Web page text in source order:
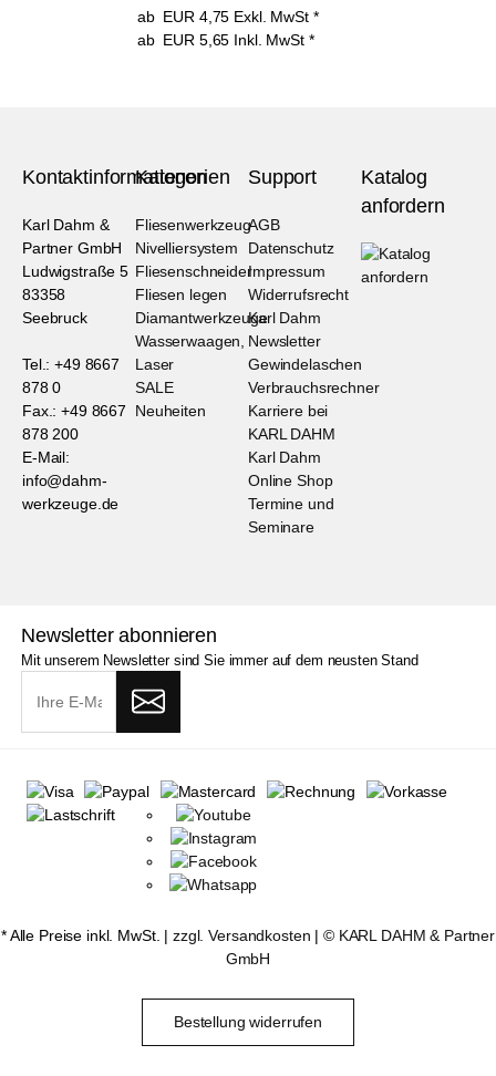
ab EUR 4,75 Exkl. MwSt *
ab EUR 5,65 Inkl. MwSt *
Kontaktinformationen
Karl Dahm &
Partner GmbH
Ludwigstraße 5
83358
Seebruck
Tel.: +49 8667
878 0
Fax.: +49 8667
878 200
E-Mail:
info@dahm-
werkzeuge.de
Kategorien
Fliesenwerkzeug
Nivelliersystem
Fliesenschneider
Fliesen legen
Diamantwerkzeuge
Wasserwaagen,
Laser
SALE
Neuheiten
Support
AGB
Datenschutz
Impressum
Widerrufsrecht
Karl Dahm
Newsletter
Gewindelaschen
Verbrauchsrechner
Karriere bei
KARL DAHM
Karl Dahm
Online Shop
Termine und
Seminare
Katalog
anfordern
Newsletter abonnieren
Mit unserem Newsletter sind Sie immer auf dem neusten Stand
* Alle Preise inkl. MwSt. |zzgl. Versandkosten | © KARL DAHM & Partner
GmbH
Bestellung widerrufen